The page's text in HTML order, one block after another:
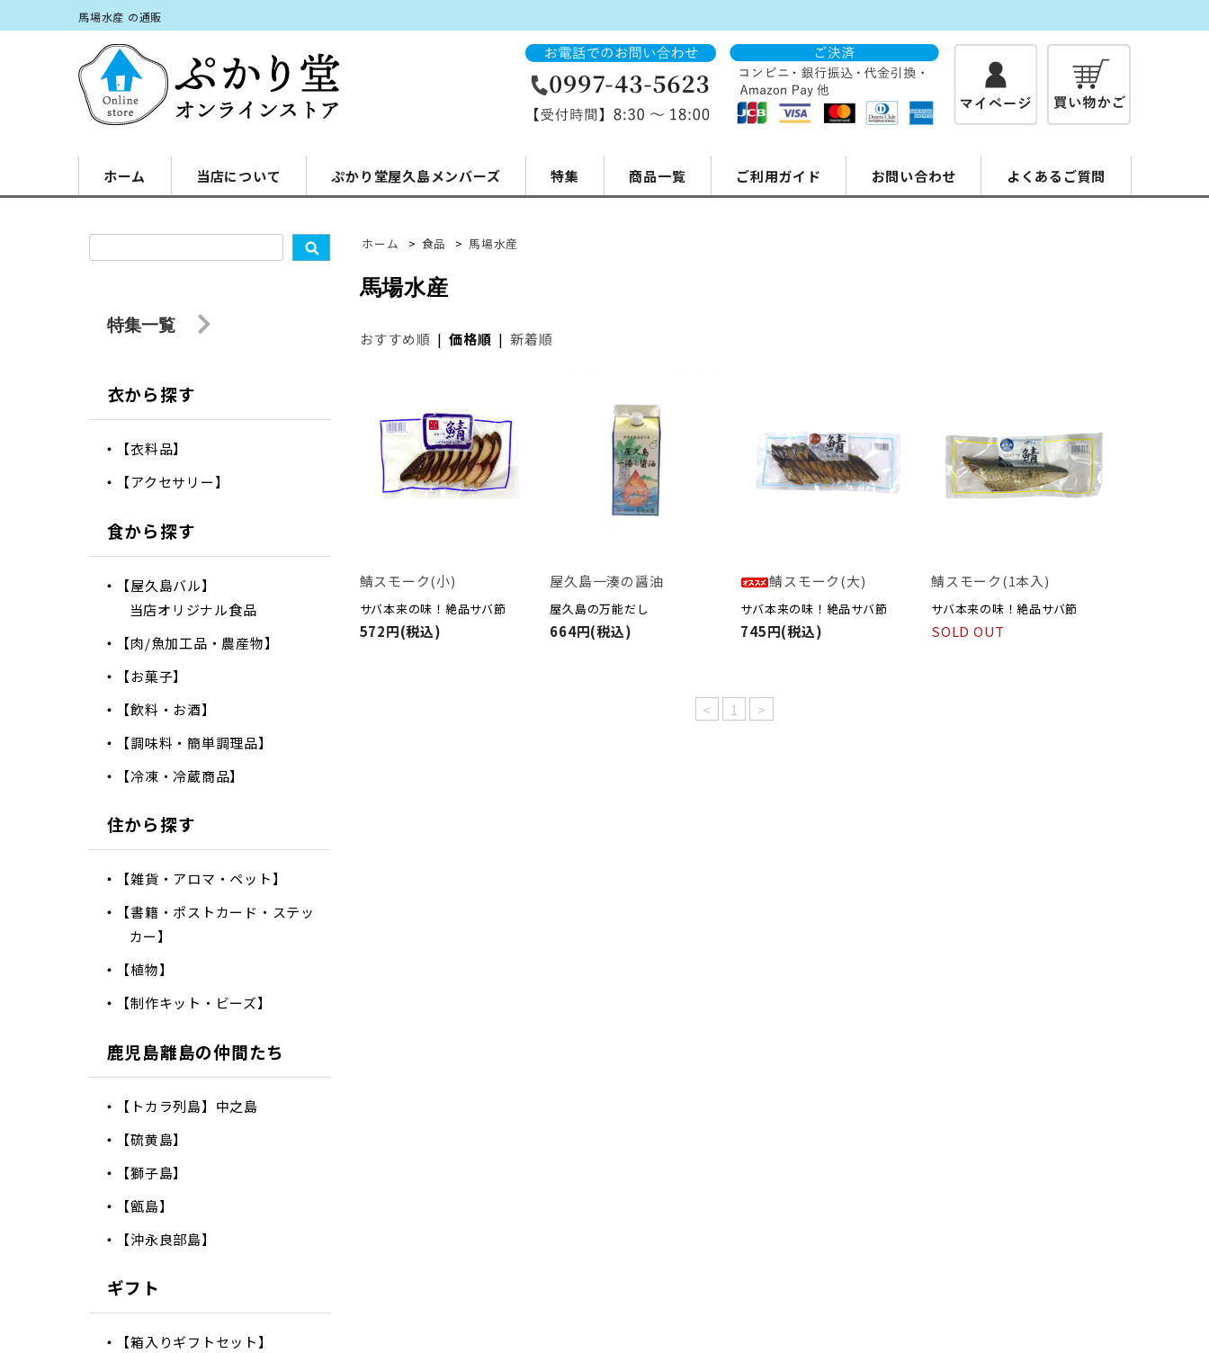
馬場水産 の通販
ホーム 当店について ぷかり堂屋久島メンバーズ 特集 商品一覧 ご利用ガイド お問い合わせ よくあるご質問
ホーム > 食品 > 馬場水産
馬場水産
おすすめ順 |価格順 | 新着順
鯖スモーク(小)
サバ本来の味！絶品サバ節
572円(税込)
屋久島一湊の醤油
屋久島の万能だし
664円(税込)
鯖スモーク(大)
サバ本来の味！絶品サバ節
745円(税込)
鯖スモーク(1本入)
サバ本来の味！絶品サバ節
SOLD OUT
< 1 >
特集一覧
衣から探す
【衣料品】
【アクセサリー】
食から探す
【屋久島バル】
当店オリジナル食品
【肉/魚加工品・農産物】
【お菓子】
【飲料・お酒】
【調味料・簡単調理品】
【冷凍・冷蔵商品】
住から探す
【雑貨・アロマ・ペット】
【書籍・ポストカード・ステッ
カー】
【植物】
【制作キット・ビーズ】
鹿児島離島の仲間たち
【トカラ列島】中之島
【硫黄島】
【獅子島】
【甑島】
【沖永良部島】
ギフト
【箱入りギフトセット】